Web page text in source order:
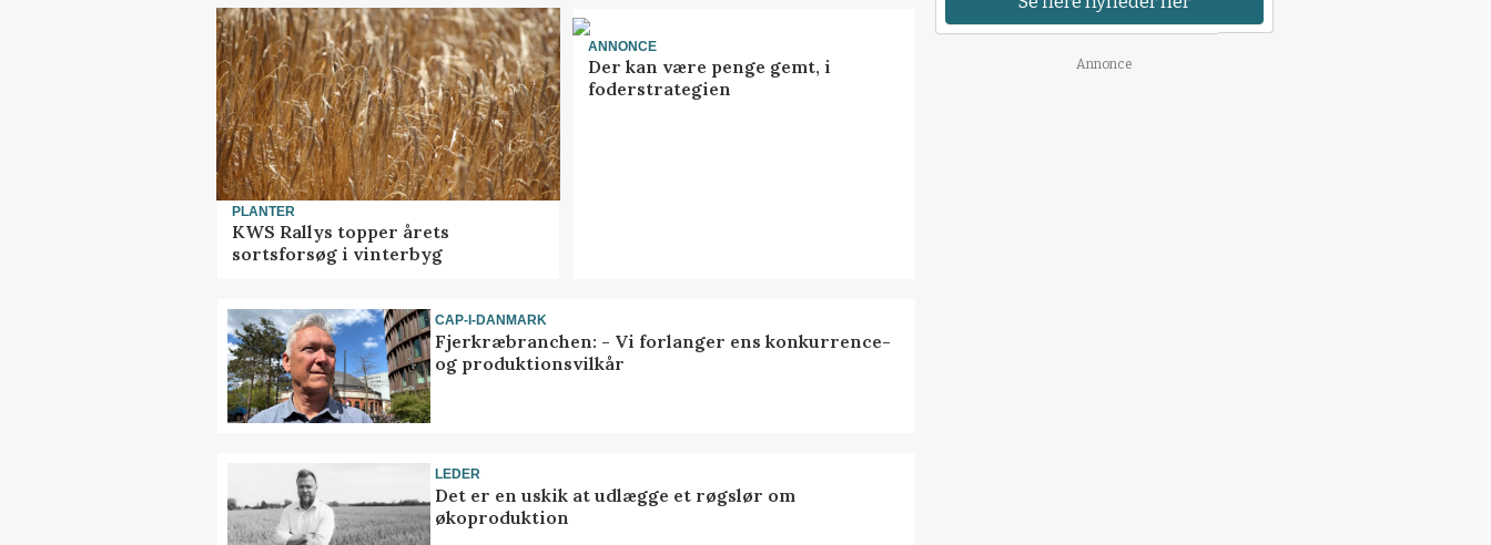
PLANTER
KWS Rallys topper årets
sortsforsøg i vinterbyg
ANNONCE
Der kan være penge gemt, i
foderstrategien
CAP-I-DANMARK
Fjerkræbranchen: - Vi forlanger ens konkurrence-
og produktionsvilkår
LEDER
Det er en uskik at udlægge et røgslør om
økoproduktion
Annonce